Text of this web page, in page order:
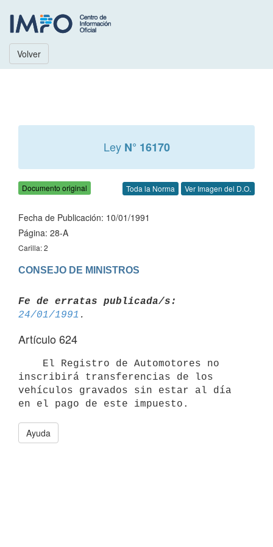
Volver
Ley N° 16170
Documento original Toda la Norma Ver Imagen del D.O.
Fecha de Publicación: 10/01/1991
Página: 28-A
Carilla: 2
CONSEJO DE MINISTROS
Fe de erratas publicada/s:
24/01/1991
Artículo 624
inscribirá transferencias de los
vehículos gravados sin estar al día
Ayuda